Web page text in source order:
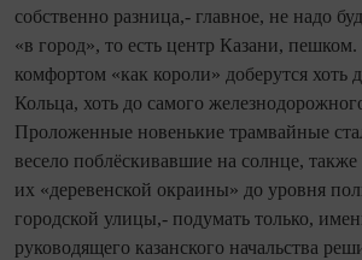
собственно разница,- главное, не надо
«в город», то есть центр Казани,
комфортом «как короли» доберутся хоть
Кольца, хоть до самого
Проложенные новенькие трамвайные
весело поблёскивавшие на солнце,
их «деревенской окраины» до уровня
городской улицы,- подумать только,
руководящего казанского начальства